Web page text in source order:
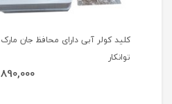
کلید کولر آبی دارای محافظ جان مارک
توانکار
890,000